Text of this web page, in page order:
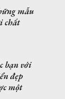
mẫu
chất
bạn với
đẹp
một